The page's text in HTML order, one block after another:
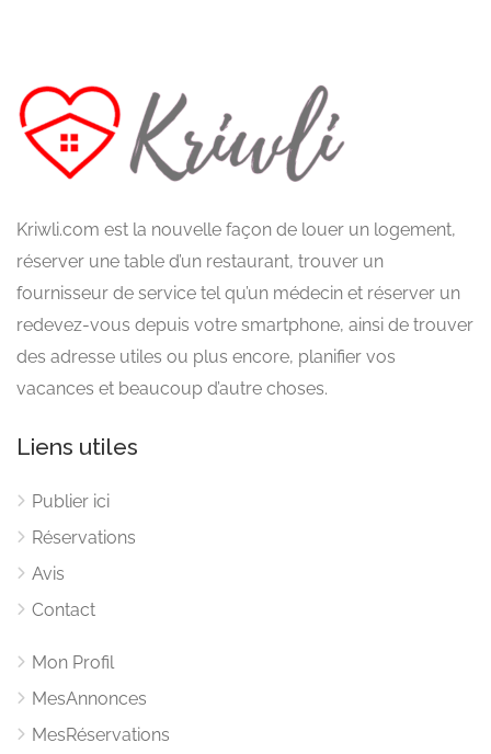
Kriwli.com est la nouvelle façon de louer un logement,
réserver une table d’un restaurant, trouver un
fournisseur de service tel qu’un médecin et réserver un
redevez-vous depuis votre smartphone, ainsi de trouver
des adresse utiles ou plus encore, planifier vos
vacances et beaucoup d’autre choses.
Liens utiles
Publier ici
Réservations
Avis
Contact
Mon Profil
MesAnnonces
MesRéservations